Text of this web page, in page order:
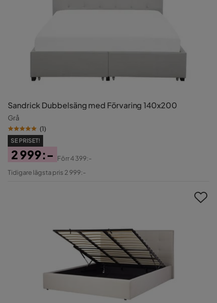
Sandrick Dubbelsäng med Förvaring 140x200
Grå
(1)
SE PRISET!
Pris
2 999:-
Original
Förr4 399:-
Tidigare lägsta pris 2 999:-